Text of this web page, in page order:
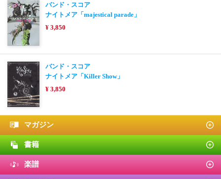
バンド・スコア
ナイトメア「majestical parade」
¥ 3,850
バンド・スコア
ナイトメア「Killer Show」
¥ 3,850
マガジン
書籍
楽譜